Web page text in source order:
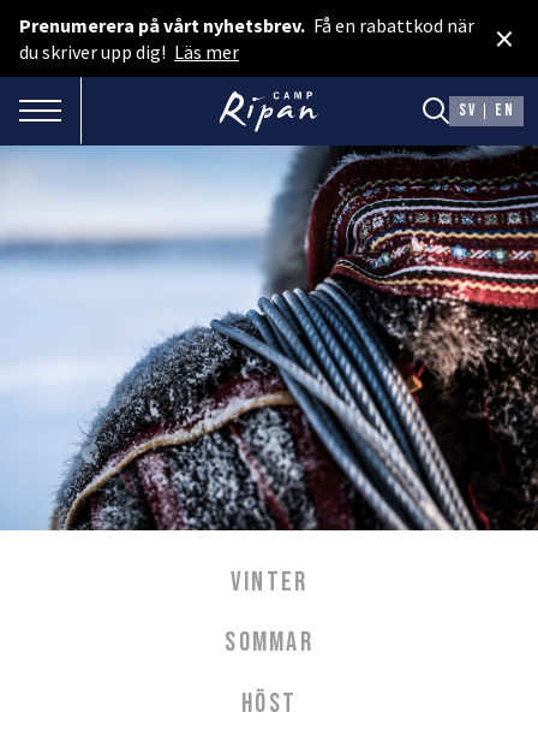
Prenumerera på vårt nyhetsbrev. Få en rabattkod när
du skriver upp dig! Läs mer ×
TOGGLE NAVIGATION SV EN
Boka rum
Spa & Event
Boka camping
Presentkort
BOENDE
Hotellstugor
Faciliteter
Camping
MAT & DRYCK
AURORA SPA
Öppettider & priser
Spabehandlingar
VINTER
SOMMAR
HÖST